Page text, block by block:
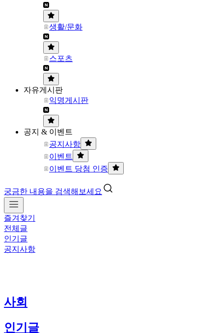
생활/문화
스포츠
자유게시판
익명게시판
공지 & 이벤트
공지사항
이벤트
이벤트 당첨 인증
궁금한 내용을 검색해보세요
즐겨찾기
전체글
인기글
공지사항
사회
인기글